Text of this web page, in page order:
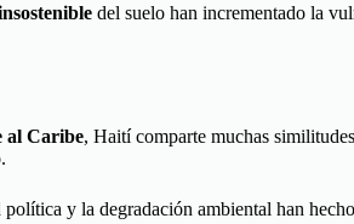
del suelo han incrementado la
al Caribe, Haití comparte muchas
y la degradación ambiental han